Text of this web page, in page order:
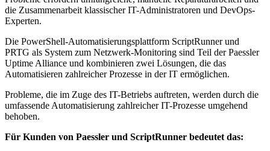
die Zusammenarbeit klassischer IT-Administratoren und DevOps-
Experten.
Die PowerShell-Automatisierungsplattform ScriptRunner und
PRTG als System zum Netzwerk-Monitoring sind Teil der Paessler
Uptime Alliance und kombinieren zwei Lösungen, die das
Automatisieren zahlreicher Prozesse in der IT ermöglichen.
Probleme, die im Zuge des IT-Betriebs auftreten, werden durch die
umfassende Automatisierung zahlreicher IT-Prozesse umgehend
behoben.
Für Kunden von Paessler und ScriptRunner bedeutet das: